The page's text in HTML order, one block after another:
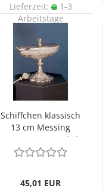
Lieferzeit:
1-3
Arbeitstage
Schiffchen klassisch
13 cm Messing
gegossen, vernickelt
45,01 EUR